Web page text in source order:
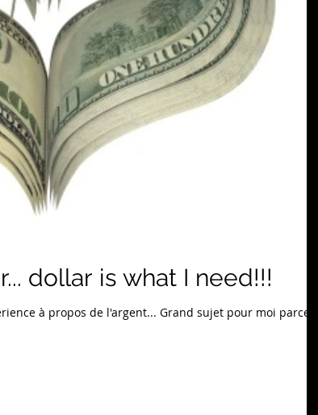
dollar is what I need!!!
à propos de l'argent... Grand sujet pour moi parce